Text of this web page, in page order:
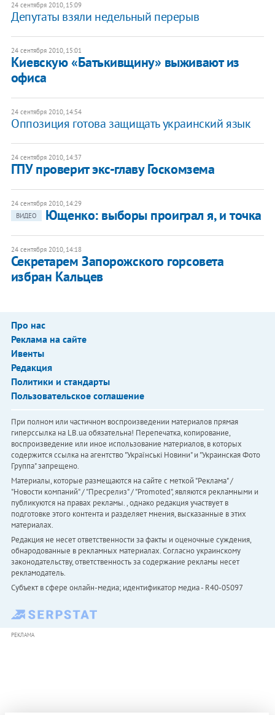
24 сентября 2010, 15:09
Депутаты взяли недельный перерыв
24 сентября 2010, 15:01
Киевскую «Батькивщину» выживают из
офиса
24 сентября 2010, 14:54
Оппозиция готова защищать украинский язык
24 сентября 2010, 14:37
ГПУ проверит экс-главу Госкомзема
24 сентября 2010, 14:29
ВИДЕО
Ющенко: выборы проиграл я, и точка
24 сентября 2010, 14:18
Секретарем Запорожского горсовета
избран Кальцев
Про нас
Реклама на сайте
Ивенты
Редакция
Политики и стандарты
Пользовательское соглашение
При полном или частичном воспроизведении материалов прямая
гиперссылка на LB.ua обязательна! Перепечатка, копирование,
воспроизведение или иное использование материалов, в которых
содержится ссылка на агентство "Українськi Новини" и "Украинская Фото
Группа" запрещено.
Материалы, которые размещаются на сайте с меткой "Реклама" /
"Новости компаний" / "Пресрелиз" / "Promoted", являются рекламными и
публикуются на правах рекламы. , однако редакция участвует в
подготовке этого контента и разделяет мнения, высказанные в этих
материалах.
Редакция не несет ответственности за факты и оценочные суждения,
обнародованные в рекламных материалах. Согласно украинскому
законодательству, ответственность за содержание рекламы несет
рекламодатель.
Субъект в сфере онлайн-медиа; идентификатор медиа - R40-05097
РЕКЛАМА